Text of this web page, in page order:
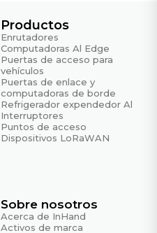
Productos
Enrutadores
Computadoras Al Edge
Puertas de acceso para
vehículos
Puertas de enlace y
computadoras de borde
Refrigerador expendedor Al
Interruptores
Puntos de acceso
Dispositivos LoRaWAN
Sobre nosotros
Acerca de InHand
Activos de marca